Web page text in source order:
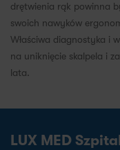
drętwienia rąk powinna
swoich nawyków
Właściwa diagnostyka i
na uniknięcie skalpela i
lata.
LUX MED